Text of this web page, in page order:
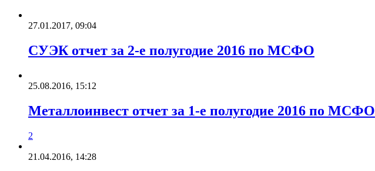
27.01.2017, 09:04
СУЭК отчет за 2-е полугодие 2016 по МСФО
25.08.2016, 15:12
Металлоинвест отчет за 1-е полугодие 2016 по МСФО
2
21.04.2016, 14:28